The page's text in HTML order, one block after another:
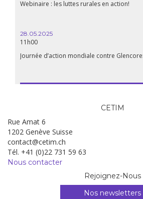
Webinaire : les luttes rurales en action!
28.05.2025
11h00
Journée d’action mondiale contre
CETIM
Rue Amat 6
1202 Genève Suisse
contact@cetim.ch
Tél. +41 (0)22 731 59 63
Nous contacter
Rejoignez-Nous
Nos newsletters